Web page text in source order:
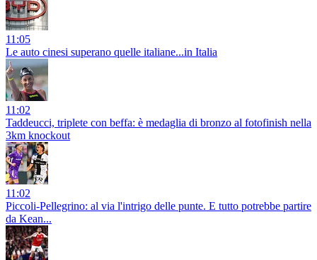
11:05
Le auto cinesi superano quelle italiane...in Italia
11:02
Taddeucci, triplete con beffa: è medaglia di bronzo al fotofinish nella
3km knockout
11:02
Piccoli-Pellegrino: al via l'intrigo delle punte. E tutto potrebbe partire
da Kean...